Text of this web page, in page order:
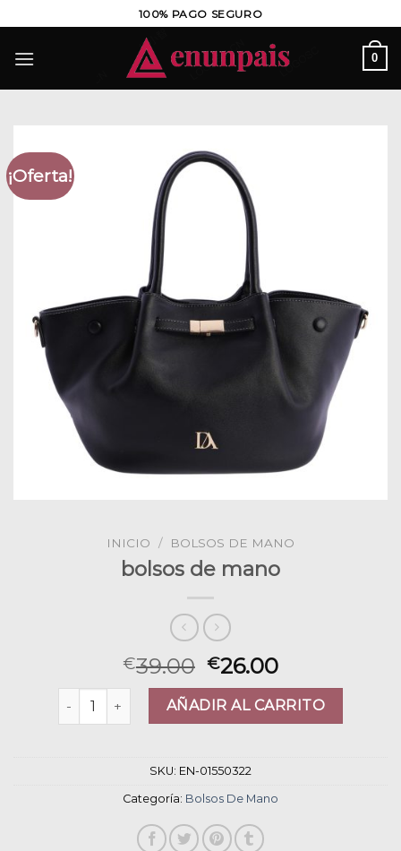
al
contenido
100% PAGO SEGURO
0
¡Oferta!
INICIO / BOLSOS DE MANO
bolsos de mano
€39.00 €26.00
bolsos de mano cantidadAÑADIR AL CARRITO
SKU: EN-01550322
Categoría: Bolsos De Mano